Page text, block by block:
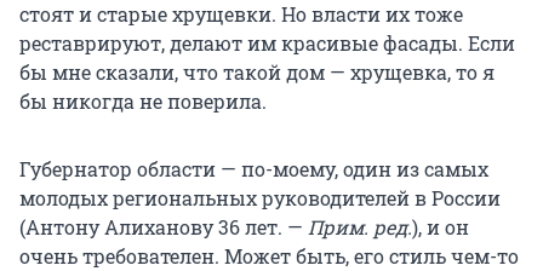
стоят и старые хрущевки. Но власти их тоже
реставрируют, делают им красивые фасады. Если
бы мне сказали, что такой дом — хрущевка, то я
бы никогда не поверила.
Губернатор области — по-моему, один из самых
молодых региональных руководителей в России
(Антону Алиханову 36 лет. — Прим. ред.), и он
очень требователен. Может быть, его стиль чем-то